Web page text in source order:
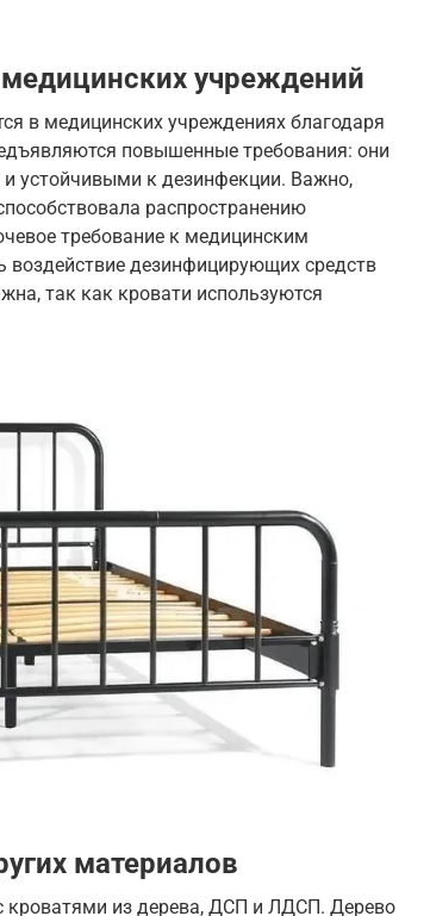
учреждений
в медицинских учреждениях благодаря
повышенные требования: они
устойчивыми к дезинфекции. Важно,
распространению
требование к медицинским
дезинфицирующих средств
так как кровати используются
материалов
кроватями из дерева, ДСП и ЛДСП. Дерево